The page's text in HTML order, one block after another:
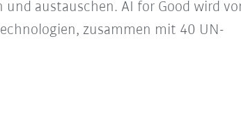
austauschen. AI for Good wird
zusammen mit 40 UN-